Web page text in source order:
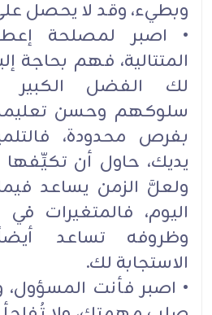
وبطيء، وقد لا يحصل
• اصبر لمصلحة
المتتالية، فهم بحاجة
لك الفضل الكبير
سلوكهم وحسن
بفرص محدودة،
يديك، حاول أن تكيِّفها
ولعلَّ الزمن يساعد
اليوم، فالمتغيرات
وظروفه تساعد
الاستجابة لك.
• اصبر فأنت